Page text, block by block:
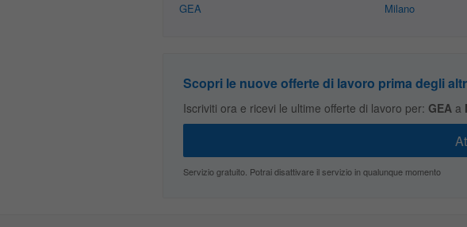
GEA Milano
Scopri le nuove offerte di lavoro prima degli
Iscriviti ora e ricevi le ultime offerte di lavoro per: GEAa
Servizio gratuito. Potrai disattivare il servizio in qualunque momento